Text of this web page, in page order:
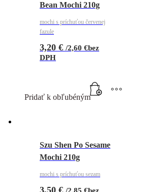
Bean Mochi 210g
mochi s príchuťou červenej
fazule
3,20 € /2,60 €bez
DPH
Pridať k obľubéným
Szu Shen Po Sesame
Mochi 210g
mochi s príchuťou sezam